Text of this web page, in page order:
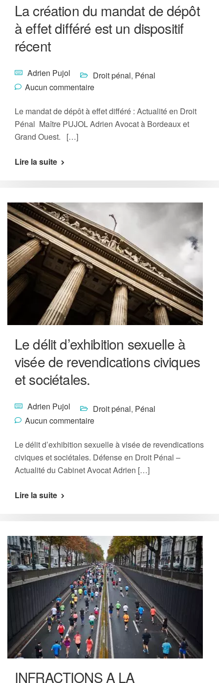
La création du mandat de dépôt
à effet différé est un dispositif
récent
Adrien Pujol Droit pénal, Pénal
Aucun commentaire
Le mandat de dépôt à effet différé : Actualité en Droit
Pénal Maître PUJOL Adrien Avocat à Bordeaux et
Grand Ouest. […]
Lire la suite
Le délit d’exhibition sexuelle à
visée de revendications civiques
et sociétales.
Adrien Pujol Droit pénal, Pénal
Aucun commentaire
Le délit d’exhibition sexuelle à visée de revendications
civiques et sociétales. Défense en Droit Pénal –
Actualité du Cabinet Avocat Adrien […]
Lire la suite
INFRACTIONS A LA